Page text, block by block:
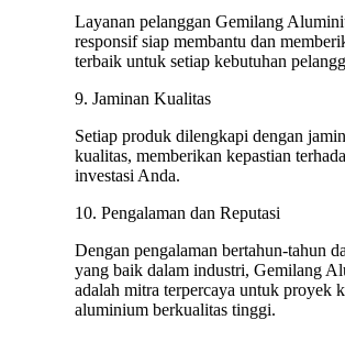
Layanan pelanggan Gemilang
responsif siap membantu dan
terbaik untuk setiap kebutuhan
9. Jaminan Kualitas
Setiap produk dilengkapi dengan
kualitas, memberikan kepastian
investasi Anda.
10. Pengalaman dan Reputasi
Dengan pengalaman bertahun-tahun
yang baik dalam industri, Gemilang
adalah mitra terpercaya untuk proyek
aluminium berkualitas tinggi.